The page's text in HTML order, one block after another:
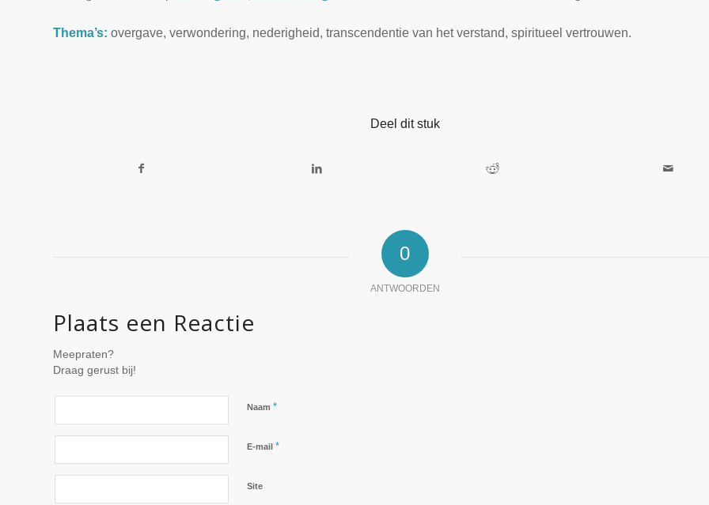
Thema’s: overgave, verwondering, nederigheid, transcendentie van het verstand, spiritueel vertrouwen.
Deel dit stuk
0
ANTWOORDEN
Plaats een Reactie
Meepraten?
Draag gerust bij!
Naam *
E-mail *
Site